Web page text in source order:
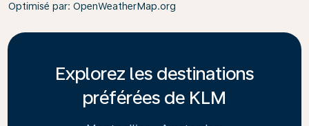
Optimisé par: OpenWeatherMap.org
Explorez les destinations
préférées de KLM